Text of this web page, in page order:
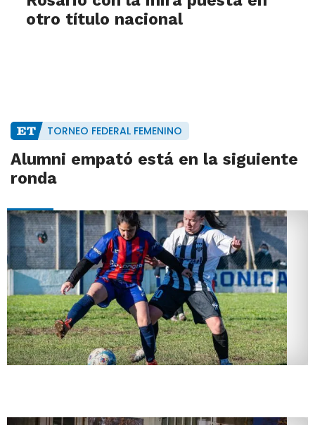
otro título nacional
TORNEO FEDERAL FEMENINO
Alumni empató está en la siguiente
ronda